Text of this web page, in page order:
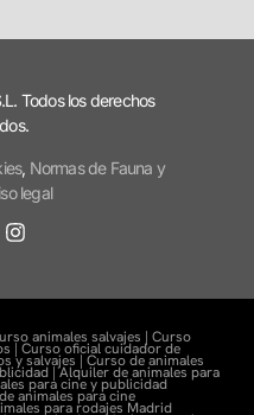
Todos los derechos
, Normas de Fauna y
legal
animales salvajes | Curso
| Curso oficial cuidador de
y salvajes | Curso de animales
|Alquiler de animales para
para cine y publicidad
animales para cine
para rodajes Madrid